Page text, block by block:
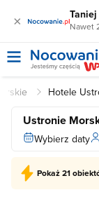
× Nawet
Hotele
Ustronie
Wybierz daty
Pokaż21